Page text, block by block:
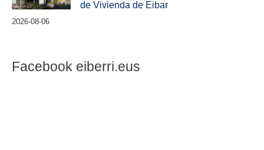
de Vivienda de Eibar
2026-08-06
Facebook eiberri.eus